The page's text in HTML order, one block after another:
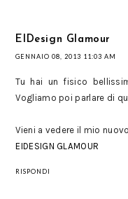
EIDesign Glamour
GENNAIO 08, 2013 11:03 AM
Tu hai un fisico
Vogliamo poi parlare di
Vieni a vedere il mio nuovo
EIDESIGN GLAMOUR
RISPONDI